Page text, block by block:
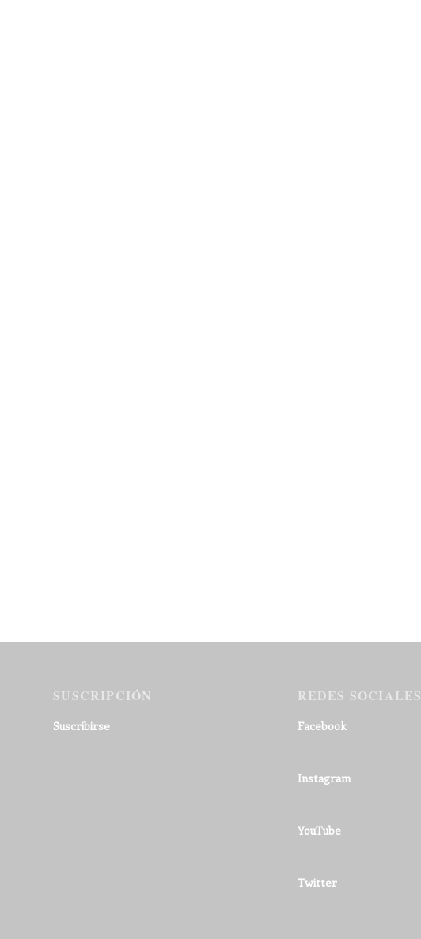
SUSCRIPCIÓN
Suscribirse
REDES SOCIALES
Facebook
Instagram
YouTube
Twitter